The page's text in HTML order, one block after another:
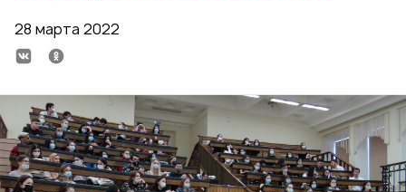
28 марта 2022